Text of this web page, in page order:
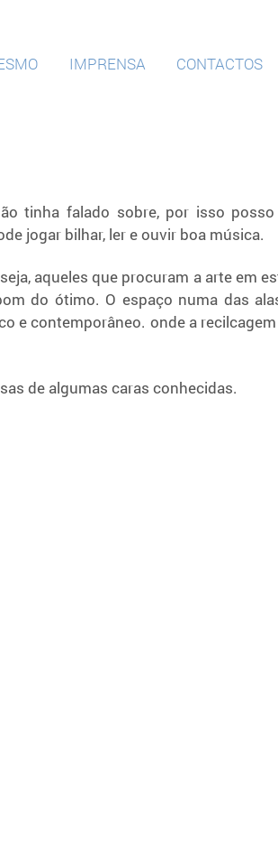
IMPRENSA CONTACTOS
tinha falado sobre, por isso
jogar bilhar, ler e ouvir boa música.
aqueles que procuram a arte em
do ótimo. O espaço numa das
e contemporâneo. onde a
de algumas caras conhecidas.